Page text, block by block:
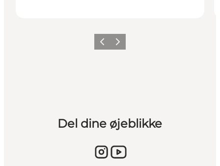
Vorherige Folie
Nächste Folie
Del dine øjeblikke